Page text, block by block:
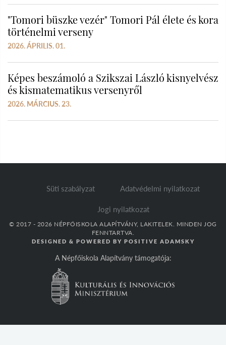
"Tomori büszke vezér" Tomori Pál élete és kora
történelmi verseny
2026. ÁPRILIS. 01.
Képes beszámoló a Szikszai László kisnyelvész
és kismatematikus versenyről
2026. MÁRCIUS. 23.
Süti szabályzat Adatvédelmi nyilatkozat
Jogi nyilatkozat
© 2017 - 2026 NÉPFŐISKOLA ALAPÍTVÁNY, LAKITELEK. MINDEN JOG
FENNTARTVA.
DESIGNED & POWERED BY POSITIVE ADAMSKY
A Népfőiskola Alapítvány támogatója: